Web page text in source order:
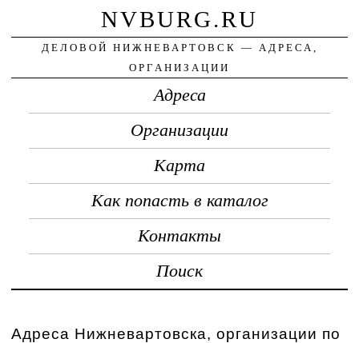
NVBURG.RU
ДЕЛОВОЙ НИЖНЕВАРТОВСК — АДРЕСА,
ОРГАНИЗАЦИИ
Адреса
Организации
Карта
Как попасть в каталог
Контакты
Поиск
Адреса Нижневартовска, организации по